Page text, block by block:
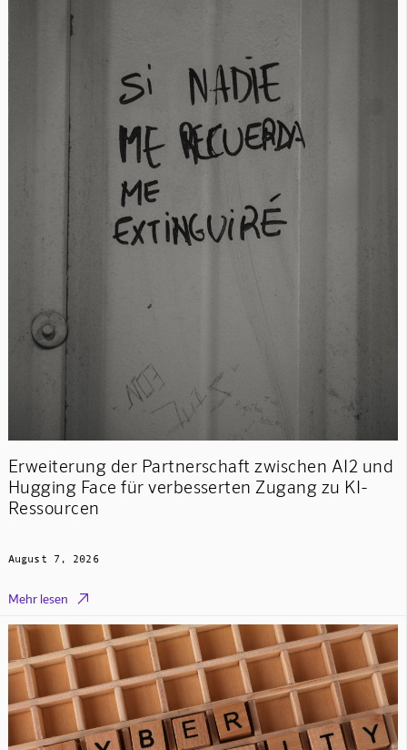
Erweiterung der Partnerschaft zwischen AI2 und
Hugging Face für verbesserten Zugang zu KI-
Ressourcen
August 7, 2026
Mehr lesen 